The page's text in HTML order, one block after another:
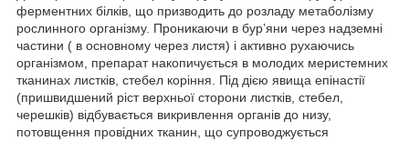
ферментних білків, що призводить до розладу метаболізму
рослинного організму. Проникаючи в бур’яни через надземні
частини ( в основному через листя) і активно рухаючись
організмом, препарат накопичується в молодих меристемних
тканинах листків, стебел коріння. Під дією явища епінастії
(пришвидшений ріст верхньої сторони листків, стебел,
черешків) відбувається викривлення органів до низу,
потовщення провідних тканин, що супроводжується